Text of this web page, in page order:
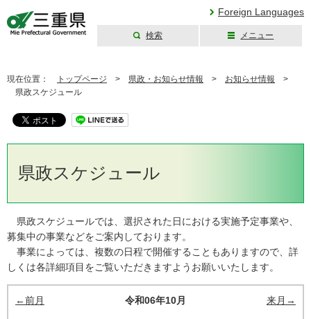
Foreign Languages
検索 メニュー
現在位置： トップページ > 県政・お知らせ情報 > お知らせ情報 >
県政スケジュール
県政スケジュール
県政スケジュールでは、選択された日における実施予定事業や、
募集中の事業などをご案内しております。
事業によっては、複数の日程で開催することもありますので、詳
しくは各詳細項目をご覧いただきますようお願いいたします。
←前月 令和06年10月 来月→